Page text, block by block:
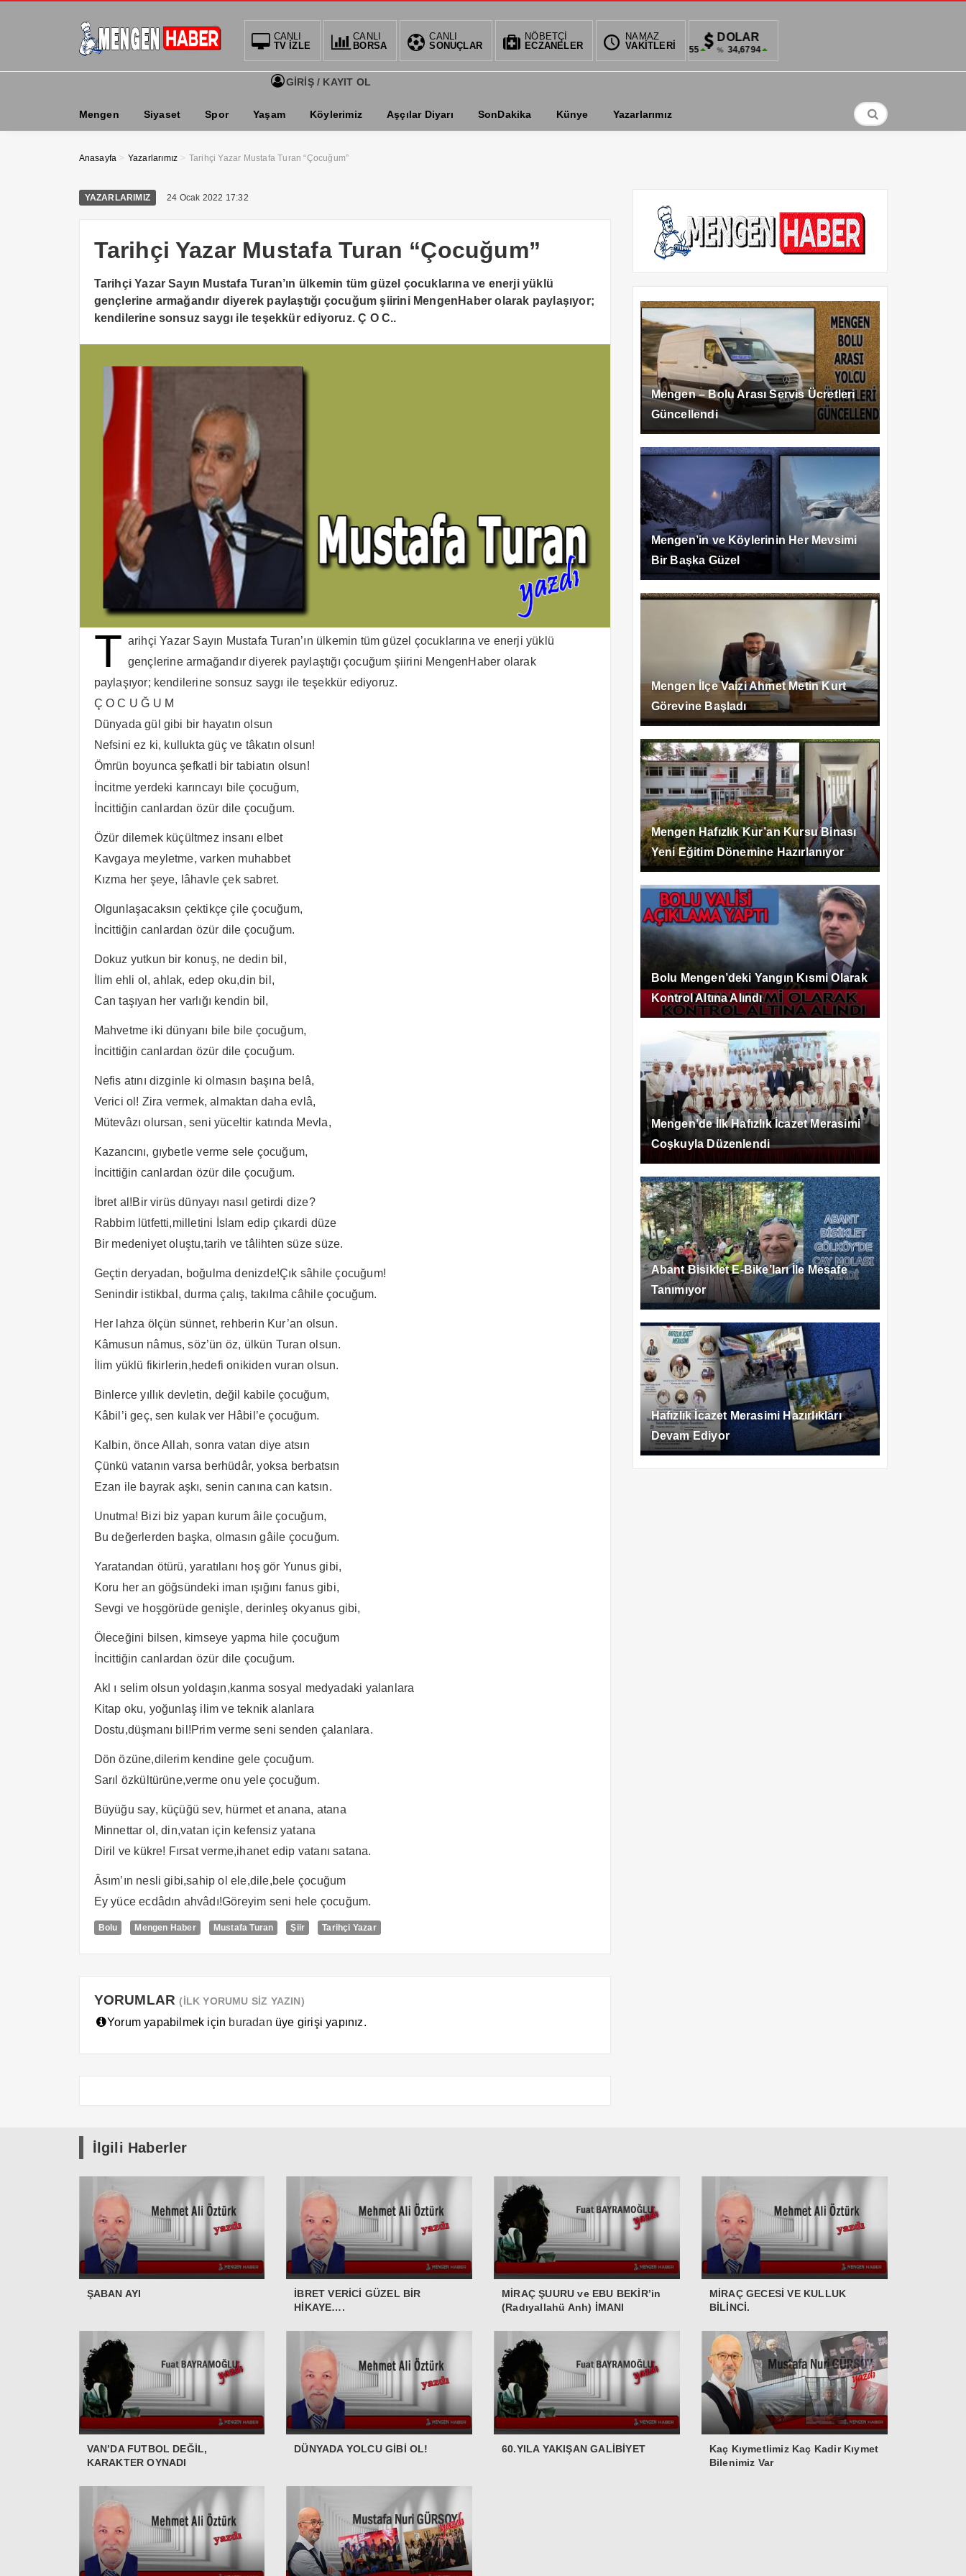
CANLI
TV İZLE
CANLI
BORSA
CANLI
SONUÇLAR
NÖBETÇİ
ECZANELER
NAMAZ
VAKİTLERİ
BIST
0.61% 1.359,55
DOLAR
% 34,6794
EURO
%
GİRİŞ / KAYIT OL
Mengen Siyaset Spor Yaşam Köylerimiz Aşçılar Diyarı SonDakika Künye Yazarlarımız
Anasayfa > Yazarlarımız > Tarihçi Yazar Mustafa Turan “Çocuğum”
YAZARLARIMIZ 24 Ocak 2022 17:32
Tarihçi Yazar Mustafa Turan “Çocuğum”
Tarihçi Yazar Sayın Mustafa Turan’ın ülkemin tüm güzel çocuklarına ve enerji yüklü
gençlerine armağandır diyerek paylaştığı çocuğum şiirini MengenHaber olarak paylaşıyor;
kendilerine sonsuz saygı ile teşekkür ediyoruz. Ç O C..
T arihçi Yazar Sayın Mustafa Turan’ın ülkemin tüm güzel çocuklarına ve enerji yüklü
gençlerine armağandır diyerek paylaştığı çocuğum şiirini MengenHaber olarak
paylaşıyor; kendilerine sonsuz saygı ile teşekkür ediyoruz.
Ç O C U Ğ U M
Dünyada gül gibi bir hayatın olsun
Nefsini ez ki, kullukta güç ve tâkatın olsun!
Ömrün boyunca şefkatli bir tabiatın olsun!
İncitme yerdeki karıncayı bile çocuğum,
İncittiğin canlardan özür dile çocuğum.
Özür dilemek küçültmez insanı elbet
Kavgaya meyletme, varken muhabbet
Kızma her şeye, lâhavle çek sabret.
Olgunlaşacaksın çektikçe çile çocuğum,
İncittiğin canlardan özür dile çocuğum.
Dokuz yutkun bir konuş, ne dedin bil,
İlim ehli ol, ahlak, edep oku,din bil,
Can taşıyan her varlığı kendin bil,
Mahvetme iki dünyanı bile bile çocuğum,
İncittiğin canlardan özür dile çocuğum.
Nefis atını dizginle ki olmasın başına belâ,
Verici ol! Zira vermek, almaktan daha evlâ,
Mütevâzı olursan, seni yüceltir katında Mevla,
Kazancını, gıybetle verme sele çocuğum,
İncittiğin canlardan özür dile çocuğum.
İbret al!Bir virüs dünyayı nasıl getirdi dize?
Rabbim lütfetti,milletini İslam edip çıkardi düze
Bir medeniyet oluştu,tarih ve tâlihten süze süze.
Geçtin deryadan, boğulma denizde!Çık sâhile çocuğum!
Senindir istikbal, durma çalış, takılma câhile çocuğum.
Her lahza ölçün sünnet, rehberin Kur’an olsun.
Kâmusun nâmus, söz’ün öz, ülkün Turan olsun.
İlim yüklü fikirlerin,hedefi onikiden vuran olsun.
Binlerce yıllık devletin, değil kabile çocuğum,
Kâbil’i geç, sen kulak ver Hâbil’e çocuğum.
Kalbin, önce Allah, sonra vatan diye atsın
Çünkü vatanın varsa berhüdâr, yoksa berbatsın
Ezan ile bayrak aşkı, senin canına can katsın.
Unutma! Bizi biz yapan kurum âile çocuğum,
Bu değerlerden başka, olmasın gâile çocuğum.
Yaratandan ötürü, yaratılanı hoş gör Yunus gibi,
Koru her an göğsündeki iman ışığını fanus gibi,
Sevgi ve hoşgörüde genişle, derinleş okyanus gibi,
Öleceğini bilsen, kimseye yapma hile çocuğum
İncittiğin canlardan özür dile çocuğum.
Akl ı selim olsun yoldaşın,kanma sosyal medyadaki yalanlara
Kitap oku, yoğunlaş ilim ve teknik alanlara
Dostu,düşmanı bil!Prim verme seni senden çalanlara.
Dön özüne,dilerim kendine gele çocuğum.
Sarıl özkültürüne,verme onu yele çocuğum.
Büyüğu say, küçüğü sev, hürmet et anana, atana
Minnettar ol, din,vatan için kefensiz yatana
Diril ve kükre! Fırsat verme,ihanet edip vatanı satana.
Âsım’ın nesli gibi,sahip ol ele,dile,bele çocuğum
Ey yüce ecdâdın ahvâdı!Göreyim seni hele çocuğum.
Bolu Mengen Haber Mustafa Turan Şiir Tarihçi Yazar
YORUMLAR(İLK YORUMU SİZ YAZIN)
Yorum yapabilmek için buradan üye girişi yapınız.
Mengen – Bolu Arası Servis Ücretleri
Güncellendi
Mengen’in ve Köylerinin Her Mevsimi
Bir Başka Güzel
Mengen İlçe Vaizi Ahmet Metin Kurt
Görevine Başladı
Mengen Hafızlık Kur’an Kursu Binası
Yeni Eğitim Dönemine Hazırlanıyor
Bolu Mengen’deki Yangın Kısmi Olarak
Kontrol Altına Alındı
Mengen’de İlk Hafızlık İcazet Merasimi
Coşkuyla Düzenlendi
Abant Bisiklet E-Bike’ları İle Mesafe
Tanımıyor
Hafızlık İcazet Merasimi Hazırlıkları
Devam Ediyor
İlgili Haberler
ŞABAN AYI
İBRET VERİCİ GÜZEL BİR
HİKAYE….
MİRAÇ ŞUURU ve EBU BEKİR’in
(Radıyallahü Anh) İMANI
MİRAÇ GECESİ VE KULLUK
BİLİNCİ.
VAN’DA FUTBOL DEĞİL,
KARAKTER OYNADI
DÜNYADA YOLCU GİBİ OL! 60.YILA YAKIŞAN GALİBİYET
Kaç Kıymetlimiz Kaç Kadir Kıymet
Bilenimiz Var